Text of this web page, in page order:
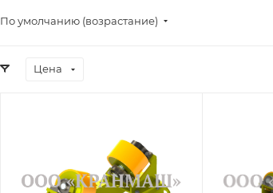
По умолчанию (возрастание)
Цена